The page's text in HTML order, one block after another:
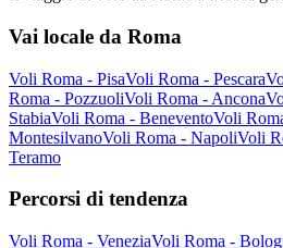
Vai locale da Roma
Voli Roma - PisaVoli Roma - Pescara
Roma - PozzuoliVoli Roma - Ancona
StabiaVoli Roma - BeneventoVoli
MontesilvanoVoli Roma - NapoliVoli
Teramo
Percorsi di tendenza
Voli Roma - VeneziaVoli Roma -